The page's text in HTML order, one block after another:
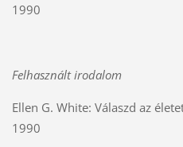
1990
Felhasznált irodalom
Ellen G. White: Válaszd az
1990